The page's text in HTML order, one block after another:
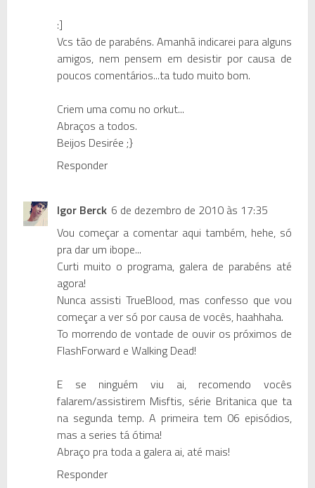
:]
Vcs tão de parabéns. Amanhã indicarei para alguns
amigos, nem pensem em desistir por causa de
poucos comentários...ta tudo muito bom.
Criem uma comu no orkut...
Abraços a todos.
Beijos Desirée ;}
Responder
Igor Berck 6 de dezembro de 2010 às 17:35
Vou começar a comentar aqui também, hehe, só
pra dar um ibope...
Curti muito o programa, galera de parabéns até
agora!
Nunca assisti TrueBlood, mas confesso que vou
começar a ver só por causa de vocês, haahhaha.
To morrendo de vontade de ouvir os próximos de
FlashForward e Walking Dead!
E se ninguém viu ai, recomendo vocês
falarem/assistirem Misftis, série Britanica que ta
na segunda temp. A primeira tem 06 episódios,
mas a series tá ótima!
Abraço pra toda a galera ai, até mais!
Responder